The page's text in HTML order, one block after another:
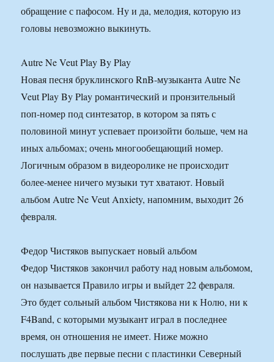
обращение с пафосом. Ну и да, мелодия, которую из
головы невозможно выкинуть.
Autre Ne Veut Play By Play
Новая песня бруклинского RnB-музыканта Autre Ne
Veut Play By Play романтический и пронзительный
поп-номер под синтезатор, в котором за пять с
половиной минут успевает произойти больше, чем на
иных альбомах; очень многообещающий номер.
Логичным образом в видеоролике не происходит
более-менее ничего музыки тут хватают. Новый
альбом Autre Ne Veut Anxiety, напомним, выходит 26
февраля.
Федор Чистяков выпускает новый альбом
Федор Чистяков закончил работу над новым альбомом,
он называется Правило игры и выйдет 22 февраля.
Это будет сольный альбом Чистякова ни к Нолю, ни к
F4Band, с которыми музыкант играл в последнее
время, он отношения не имеет. Ниже можно
послушать две первые песни с пластинки Северный